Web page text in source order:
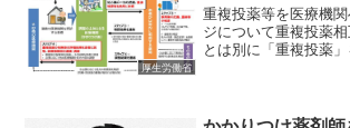
厚生労働省
重複投薬等を医療機
ジについて重複投薬
とは別に「重複投薬
厚労省が新たなスキ